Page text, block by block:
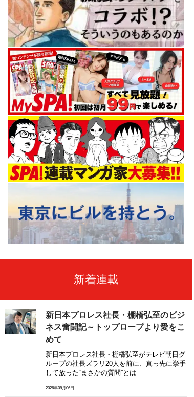
新着連載
新日本プロレス社長・棚橋弘至のビジ
ネス奮闘記～トップロープより愛をこ
めて
新日本プロレス社長・棚橋弘至がテレビ朝日グ
ループの社長ズラリ20人を前に、真っ先に挙手
して放った“まさかの質問”とは
2026年08月06日